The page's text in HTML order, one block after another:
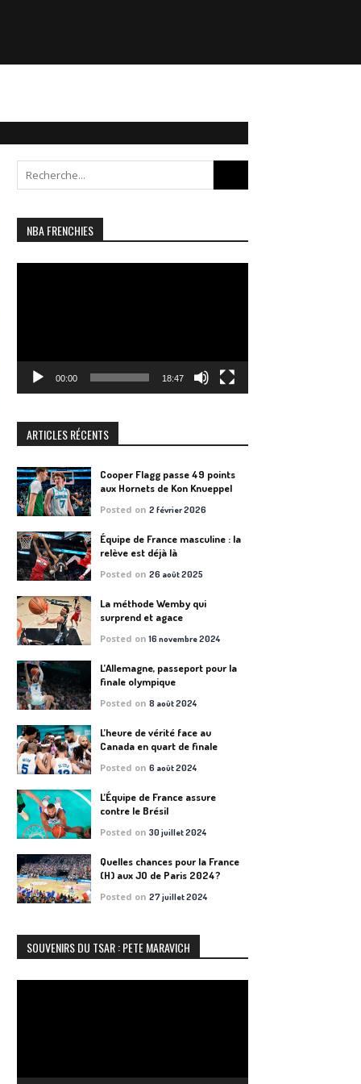
for:
NBA FRENCHIES
00:00 18:47
ARTICLES RÉCENTS
Cooper Flagg passe 49 points
aux Hornets de Kon Knueppel
Posted on2 février 2026
Équipe de France masculine : la
relève est déjà là
Posted on26 août 2025
La méthode Wemby qui
surprend et agace
Posted on16 novembre 2024
L’Allemagne, passeport pour la
finale olympique
Posted on8 août 2024
L’heure de vérité face au
Canada en quart de finale
Posted on6 août 2024
L’Équipe de France assure
contre le Brésil
Posted on30 juillet 2024
Quelles chances pour la France
(H) aux JO de Paris 2024?
Posted on27 juillet 2024
SOUVENIRS DU TSAR : PETE MARAVICH